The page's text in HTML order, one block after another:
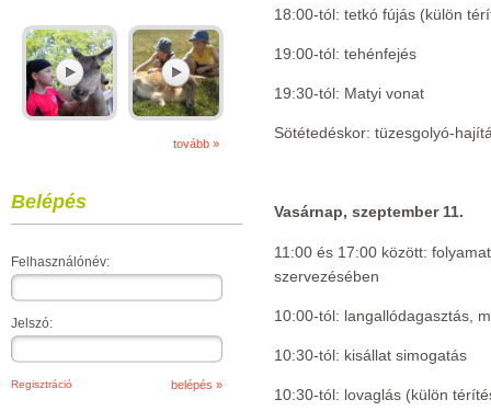
tovább »
Belépés
Felhasználónév:
Jelszó:
Regisztráció
18:00-tól: tetkó fújás (külön
19:00-tól: tehénfejés
19:30-tól: Matyi vonat
Sötétedéskor: tüzesgolyó-
Vasárnap, szeptember 11.
11:00 és 17:00 között:
szervezésében
10:00-tól: langallódagasztás,
10:30-tól: kisállat simogatás
10:30-tól: lovaglás (külön